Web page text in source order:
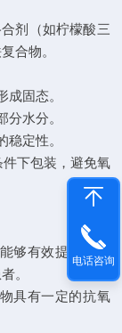
剂（如柠檬酸三
合物。
成固态。
分水分。
稳定性。
下包装，避免氧
够有效提升血红
。
具有一定的抗氧
电话咨询